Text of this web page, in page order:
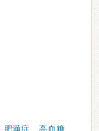
肥満症、高血糖、